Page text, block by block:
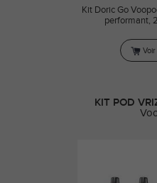
Kit Doric Go
performant,
KIT POD